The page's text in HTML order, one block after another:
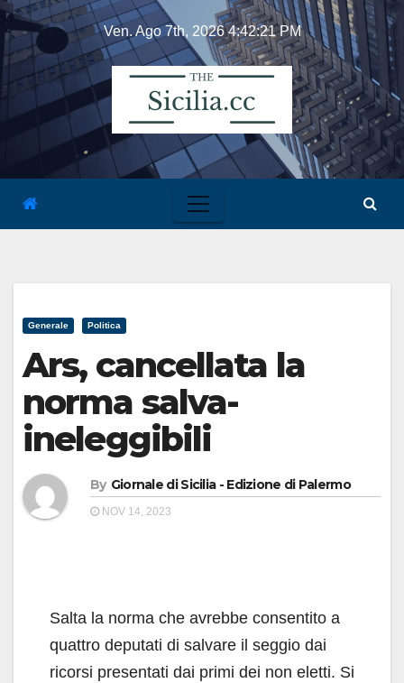
Skip
content
Ven. Ago 7th, 20264:42:21 PM
Generale Politica
Ars, cancellata la
norma salva-
ineleggibili
By Giornale di Sicilia - Edizione di Palermo
NOV 14, 2023
Salta la norma che avrebbe consentito a
quattro deputati di salvare il seggio dai
ricorsi presentati dai primi dei non eletti. Si